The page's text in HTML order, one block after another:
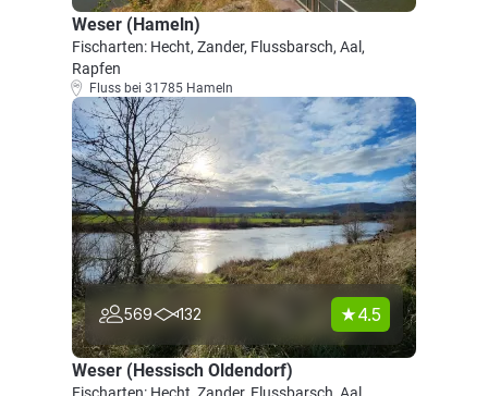
Weser (Hameln)
Fischarten: Hecht, Zander, Flussbarsch, Aal,
Rapfen
Fluss bei 31785 Hameln
569 132 4.5
Weser (Hessisch Oldendorf)